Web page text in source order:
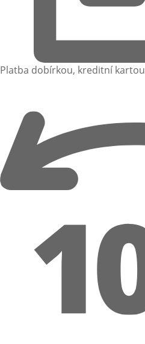
Platba dobírkou, kreditní kartou